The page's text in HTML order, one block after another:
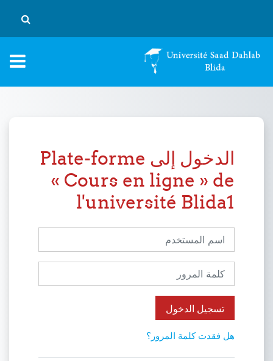
تبديل
الدخول إلى Plate-forme
« Cours en ligne » de
l'université Blida1
اسم المستخدم
كلمة المرور
تسجيل الدخول
هل فقدت كلمة المرور؟